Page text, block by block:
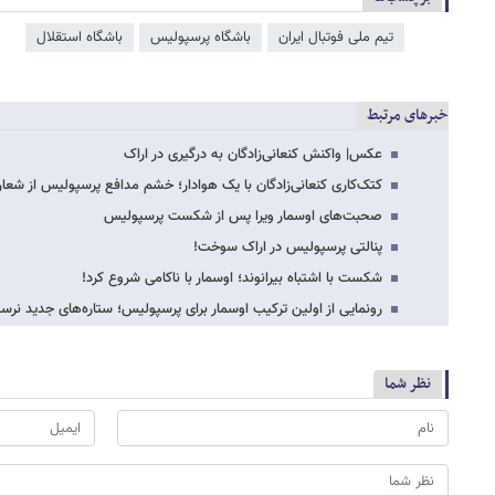
تیم ملی فوتبال ایران باشگاه پرسپولیس باشگاه استقلال
خبرهای مرتبط
عکس‌| واکنش کنعانی‌زادگان به درگیری در اراک
کتک‌کاری کنعانی‌زادگان با یک هوادار؛ خشم مدافع پرسپولیس از
صحبت‌های اوسمار ویرا پس از شکست پرسپولیس
پنالتی پرسپولیس در اراک سوخت!
شکست با اشتباه بیرانوند؛ اوسمار با ناکامی شروع کرد!
رونمایی از اولین ترکیب اوسمار برای پرسپولیس؛ ستاره‌های جدید
نظر شما